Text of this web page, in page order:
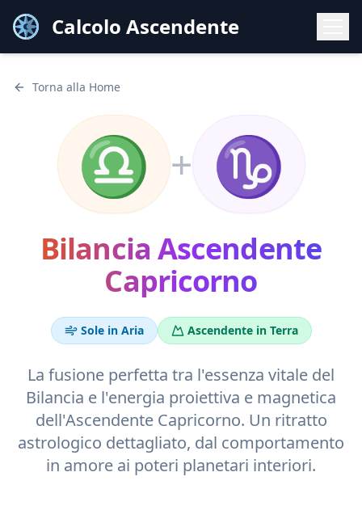
Calcolo Ascendente
Torna alla Home
♎ + ♑
Bilancia Ascendente
Capricorno
Sole in Aria Ascendente in Terra
La fusione perfetta tra l'essenza vitale del
Bilancia e l'energia proiettiva e magnetica
dell'Ascendente Capricorno. Un ritratto
astrologico dettagliato, dal comportamento
in amore ai poteri planetari interiori.